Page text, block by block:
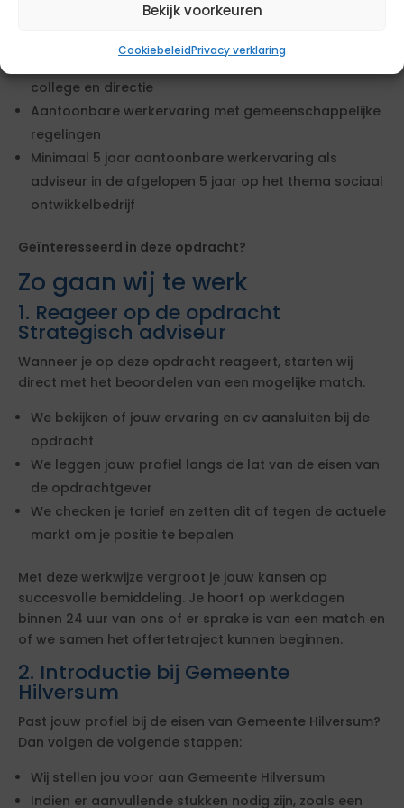
Bekijk voorkeuren
CookiebeleidPrivacy verklaring
Aantoonbare werkervaring verandertrajecten en
college en directie
Aantoonbare werkervaring met gemeenschappelijke
regelingen
Minimaal 5 jaar aantoonbare werkervaring als
adviseur in de afgelopen 5 jaar op het thema sociaal
ontwikkelbedrijf
Geïnteresseerd in deze opdracht?
Zo gaan wij te werk
1. Reageer op de opdracht
Strategisch adviseur
Wanneer je op deze opdracht reageert, starten wij
direct met het beoordelen van een mogelijke match.
We bekijken of jouw ervaring en cv aansluiten bij de
opdracht
We leggen jouw profiel langs de lat van de eisen van
de opdrachtgever
We checken je tarief en zetten dit af tegen de actuele
markt om je positie te bepalen
Met deze werkwijze vergroot je jouw kansen op
succesvolle bemiddeling. Je hoort op werkdagen
binnen 24 uur van ons of er sprake is van een match en
of we samen het offertetraject kunnen beginnen.
2. Introductie bij Gemeente
Hilversum
Past jouw profiel bij de eisen van Gemeente Hilversum?
Dan volgen de volgende stappen:
Wij stellen jou voor aan Gemeente Hilversum
Indien er aanvullende stukken nodig zijn, zoals een